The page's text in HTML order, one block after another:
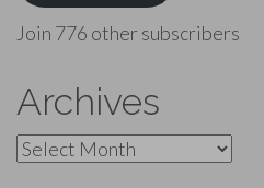
Join 776 other subscribers
Archives
Archives